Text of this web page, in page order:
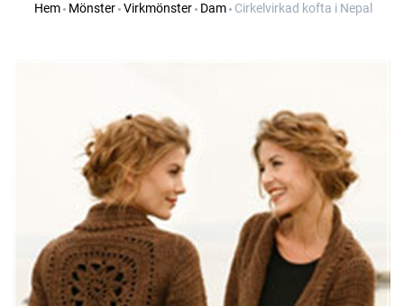
Hem Mönster Virkmönster Dam Cirkelvirkad kofta i Nepal